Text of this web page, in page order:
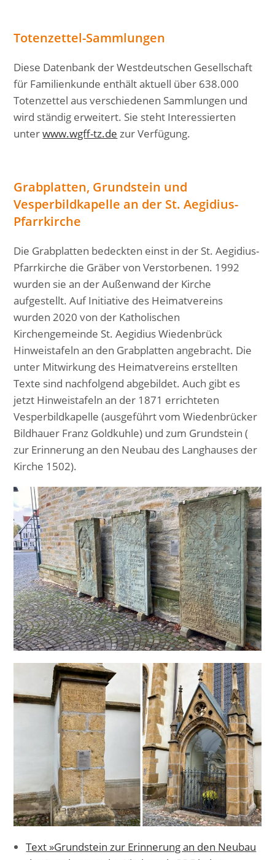
Totenzettel-Sammlungen
Diese Datenbank der Westdeutschen Gesellschaft
für Familienkunde enthält aktuell über 638.000
Totenzettel aus verschiedenen Sammlungen und
wird ständig erweitert. Sie steht Interessierten
unterwww.wgff-tz.de zur Verfügung.
Grabplatten, Grundstein und
Vesperbildkapelle an der St. Aegidius-
Pfarrkirche
Die Grabplatten bedeckten einst in der St. Aegidius-
Pfarrkirche die Gräber von Verstorbenen. 1992
wurden sie an der Außenwand der Kirche
aufgestellt. Auf Initiative des Heimatvereins
wurden 2020 von der Katholischen
Kirchengemeinde St. Aegidius Wiedenbrück
Hinweistafeln an den Grabplatten angebracht. Die
unter Mitwirkung des Heimatvereins erstellten
Texte sind nachfolgend abgebildet. Auch gibt es
jetzt Hinweistafeln an der 1871 errichteten
Vesperbildkapelle (ausgeführt vom Wiedenbrücker
Bildhauer Franz Goldkuhle) und zum Grundstein (
zur Erinnerung an den Neubau des Langhauses der
Kirche 1502).
Text »Grundstein zur Erinnerung an den Neubau